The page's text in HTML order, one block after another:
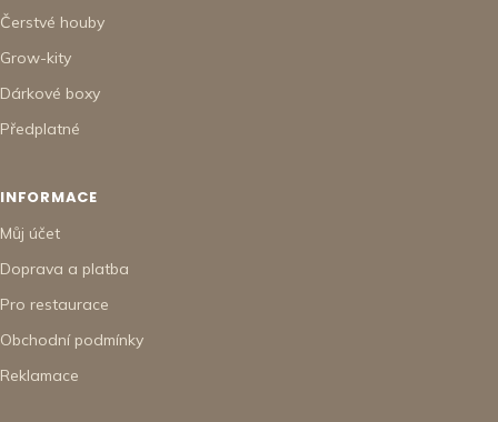
Čerstvé houby
Grow-kity
Dárkové boxy
Předplatné
INFORMACE
Můj účet
Doprava a platba
Pro restaurace
Obchodní podmínky
Reklamace